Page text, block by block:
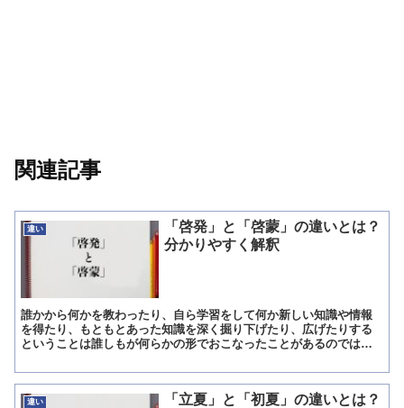
関連記事
違い
「啓発」と「啓蒙」の違いとは？
分かりやすく解釈
誰かから何かを教わったり、自ら学習をして何か新しい知識や情報
を得たり、もともとあった知識を深く掘り下げたり、広げたりする
ということは誰しもが何らかの形でおこなったことがあるのではな
違い
「立夏」と「初夏」の違いとは？